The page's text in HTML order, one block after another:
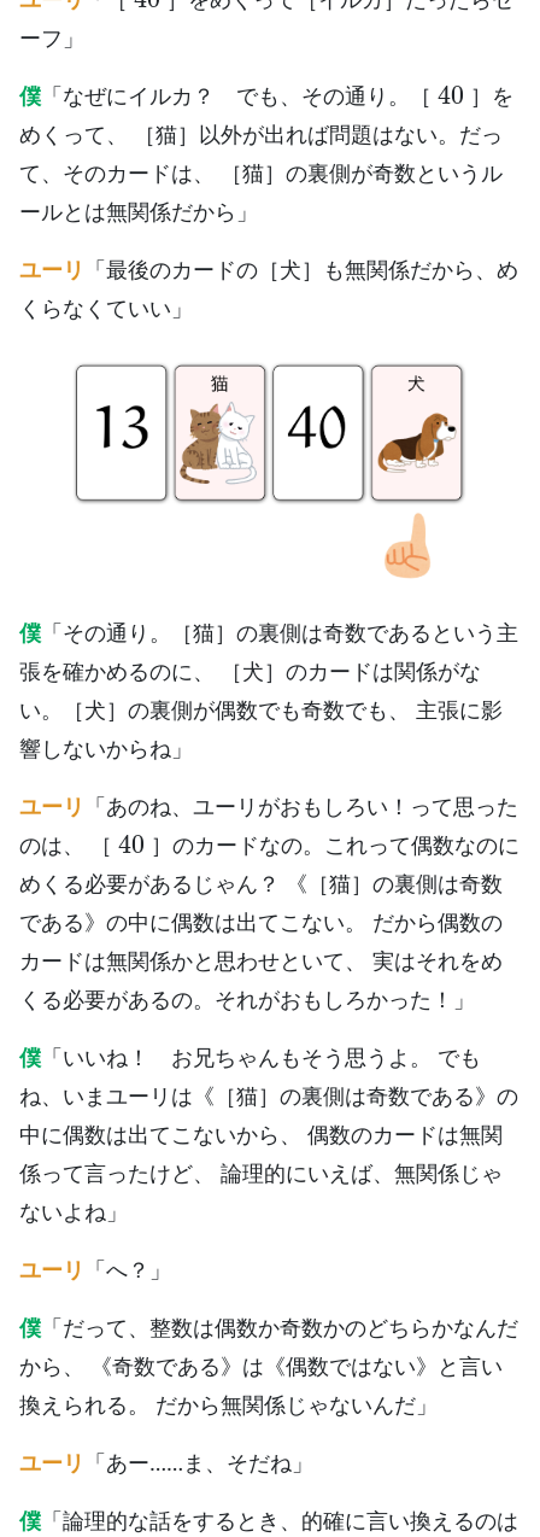
ーフ」
僕 「なぜにイルカ？ でも、その通り。［
］を
めくって、 ［猫］以外が出れば問題はない。だっ
て、そのカードは、 ［猫］の裏側が奇数というル
ールとは無関係だから」
ユーリ 「最後のカードの［犬］も無関係だから、め
くらなくていい」
僕 「その通り。［猫］の裏側は奇数であるという主
張を確かめるのに、 ［犬］のカードは関係がな
い。［犬］の裏側が偶数でも奇数でも、 主張に影
響しないからね」
ユーリ 「あのね、ユーリがおもしろい！って思った
のは、 ［
40
］のカードなの。これって偶数なのに
めくる必要があるじゃん？ 《［猫］の裏側は奇数
である》の中に偶数は出てこない。 だから偶数の
カードは無関係かと思わせといて、 実はそれをめ
くる必要があるの。それがおもしろかった！」
僕 「いいね！ お兄ちゃんもそう思うよ。 でも
ね、いまユーリは《［猫］の裏側は奇数である》の
中に偶数は出てこないから、 偶数のカードは無関
係って言ったけど、 論理的にいえば、無関係じゃ
ないよね」
ユーリ 「へ？」
僕 「だって、整数は偶数か奇数かのどちらかなんだ
から、 《奇数である》は《偶数ではない》と言い
換えられる。 だから無関係じゃないんだ」
ユーリ 「あー……ま、そだね」
僕 「論理的な話をするとき、的確に言い換えるのは